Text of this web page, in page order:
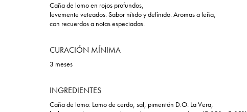
Caña de lomo en rojos profundos,
levemente veteados. Sabor nítido y definido. Aromas a leña,
con recuerdos a notas especiadas.
CURACIÓN MÍNIMA
3 meses
INGREDIENTES
Caña de lomo: Lomo de cerdo, sal, pimentón D.O. La Vera,